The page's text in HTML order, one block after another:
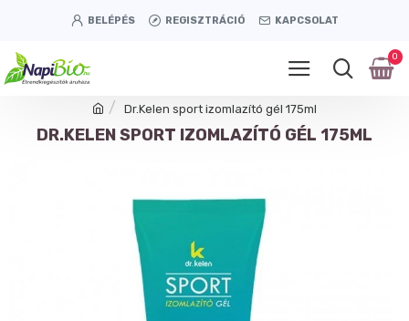
BELÉPÉS REGISZTRÁCIÓ KAPCSOLAT
0
Dr.Kelen sport izomlazító gél 175ml
DR.KELEN SPORT IZOMLAZÍTÓ GÉL 175ML